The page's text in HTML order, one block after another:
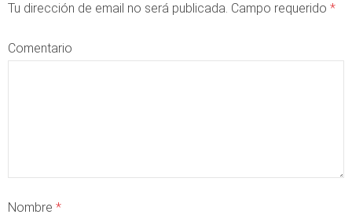
Tu dirección de email no será publicada. Campo requerido *
Comentario
Nombre *